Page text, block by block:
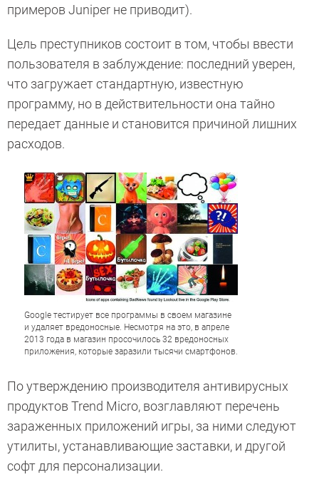
примеров Juniper не приводит).
Цель преступников состоит в том, чтобы ввести
пользователя в заблуждение: последний уверен,
что загружает стандартную, известную
программу, но в действительности она тайно
передает данные и становится причиной лишних
расходов.
Google тестирует все программы в своем магазине
и удаляет вредоносные. Несмотря на это, в апреле
2013 года в магазин просочилось 32 вредоносных
приложения, которые заразили тысячи смартфонов.
По утверждению производителя антивирусных
продуктов Trend Micro, возглавляют перечень
зараженных приложений игры, за ними следуют
утилиты, устанавливающие заставки, и другой
софт для персонализации.